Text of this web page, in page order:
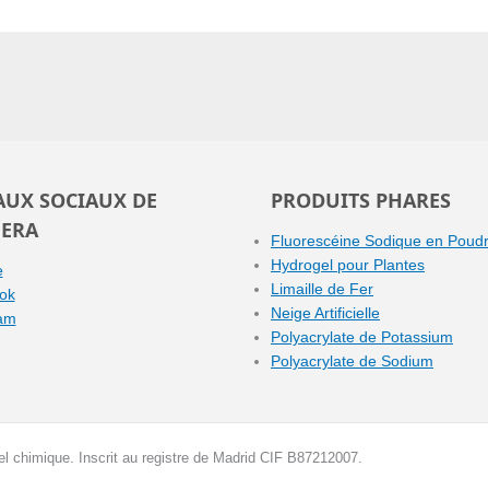
SOCIAUX DE
PRODUITS PHARES
Fluorescéine Sodique en
Hydrogel pour Plantes
Limaille de Fer
Neige Artificielle
Polyacrylate de Potassium
Polyacrylate de Sodium
chimique. Inscrit au registre de Madrid CIF B87212007.